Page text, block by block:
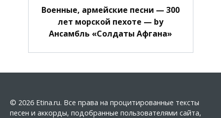
Военные, армейские песни — 300
лет морской пехоте — by
Ансамбль «Солдаты Афгана»
© 2026 Etina.ru. Все права на процитированные тексты
песен и аккорды, подобранные пользователями сайта,